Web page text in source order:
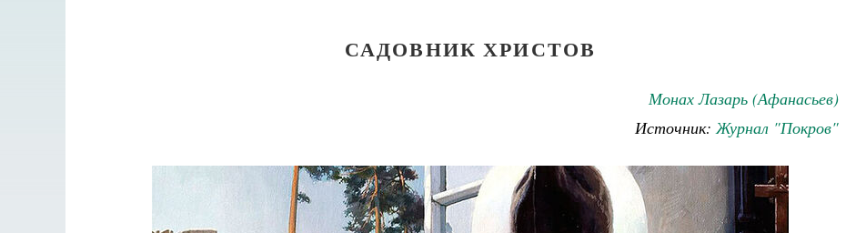
САДОВНИК ХРИСТОВ
Монах Лазарь (Афанасьев)
Источник:Журнал "Покров"